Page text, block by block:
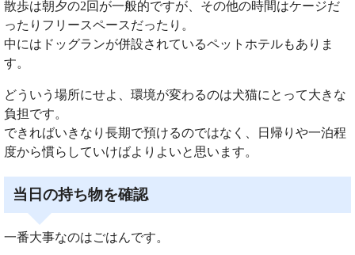
散歩は朝夕の2回が一般的ですが、その他の時間はケージだ
ったりフリースペースだったり。
中にはドッグランが併設されているペットホテルもありま
す。
どういう場所にせよ、環境が変わるのは犬猫にとって大きな
負担です。
できればいきなり長期で預けるのではなく、日帰りや一泊程
度から慣らしていけばよりよいと思います。
当日の持ち物を確認
一番大事なのはごはんです。